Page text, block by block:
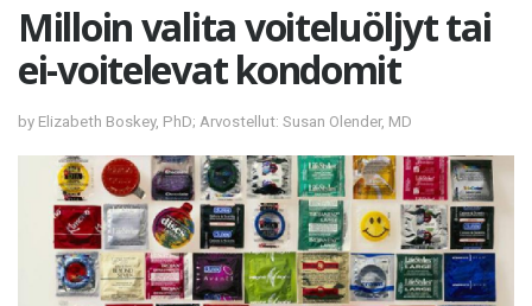
Milloin valita voiteluöljyt tai
ei-voitelevat kondomit
by Elizabeth Boskey, PhD; Arvostellut: Susan Olender, MD